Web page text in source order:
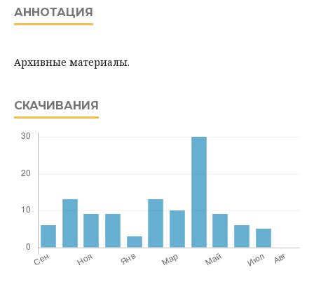
АННОТАЦИЯ
Архивные материалы.
СКАЧИВАНИЯ